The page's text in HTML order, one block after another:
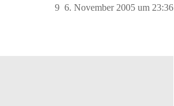
6. November 2005 um 23:36
9